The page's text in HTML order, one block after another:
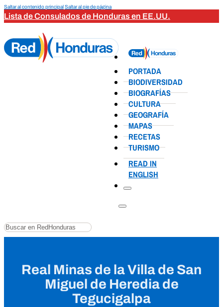
Saltar al contenido principalSaltar al pie de página
Lista de Consulados de Honduras en EE.UU.
PORTADA
BIODIVERSIDAD
BIOGRAFÍAS
CULTURA
GEOGRAFÍA
MAPAS
RECETAS
TURISMO
READ IN
ENGLISH
Buscar
Real Minas de la Villa de San
Miguel de Heredia de
Tegucigalpa